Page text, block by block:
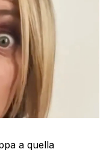
a quella